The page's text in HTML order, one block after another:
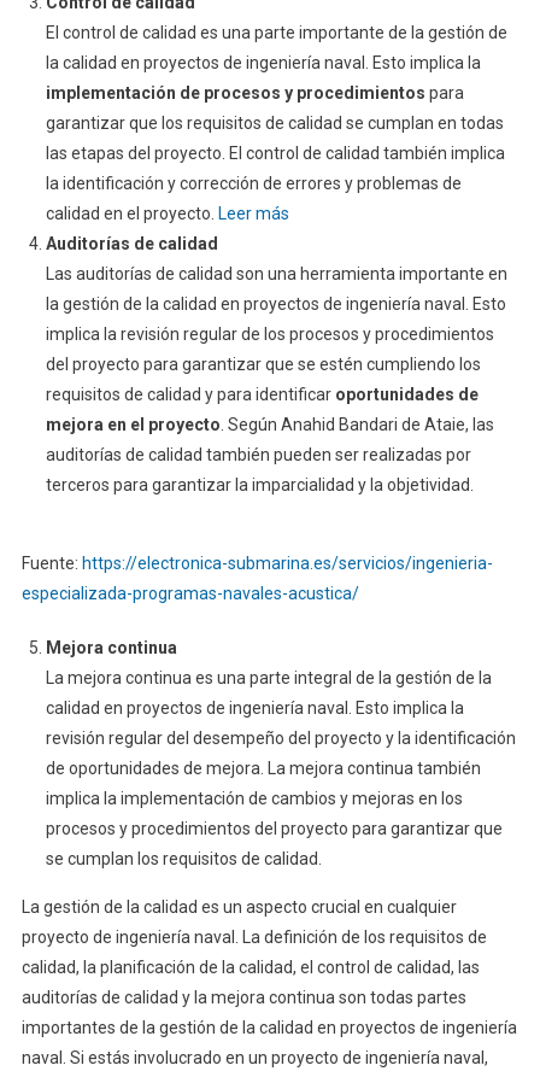
El control de calidad es una parte importante de la gestión de
la calidad en proyectos de ingeniería naval. Esto implica la
implementación de procesos y procedimientos para
garantizar que los requisitos de calidad se cumplan en todas
las etapas del proyecto. El control de calidad también implica
la identificación y corrección de errores y problemas de
calidad en el proyecto. Leer más
Auditorías de calidad
Las auditorías de calidad son una herramienta importante en
la gestión de la calidad en proyectos de ingeniería naval. Esto
implica la revisión regular de los procesos y procedimientos
del proyecto para garantizar que se estén cumpliendo los
requisitos de calidad y para identificar oportunidades de
mejora en el proyecto. Según Anahid Bandari de Ataie, las
auditorías de calidad también pueden ser realizadas por
terceros para garantizar la imparcialidad y la objetividad.
Fuente: https://electronica-submarina.es/servicios/ingenieria-
especializada-programas-navales-acustica/
Mejora continua
La mejora continua es una parte integral de la gestión de la
calidad en proyectos de ingeniería naval. Esto implica la
revisión regular del desempeño del proyecto y la identificación
de oportunidades de mejora. La mejora continua también
implica la implementación de cambios y mejoras en los
procesos y procedimientos del proyecto para garantizar que
se cumplan los requisitos de calidad.
La gestión de la calidad es un aspecto crucial en cualquier
proyecto de ingeniería naval. La definición de los requisitos de
calidad, la planificación de la calidad, el control de calidad, las
auditorías de calidad y la mejora continua son todas partes
importantes de la gestión de la calidad en proyectos de ingeniería
naval. Si estás involucrado en un proyecto de ingeniería naval,